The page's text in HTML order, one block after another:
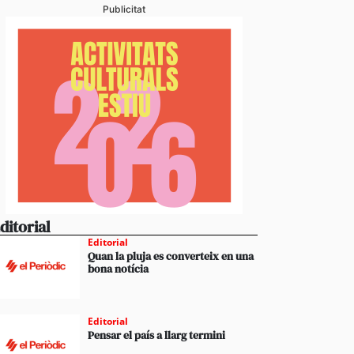
Publicitat
Editorial
Quan la pluja es converteix en una
bona notícia
Editorial
Pensar el país a llarg termini